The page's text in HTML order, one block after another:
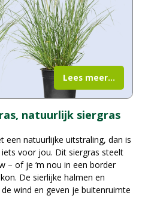
natuurlijk siergras
een natuurlijke uitstraling, dan is
voor jou. Dit siergras steelt
– of je ‘m nou in een border
De sierlijke halmen en
wind en geven je buitenruimte
Lees meer...